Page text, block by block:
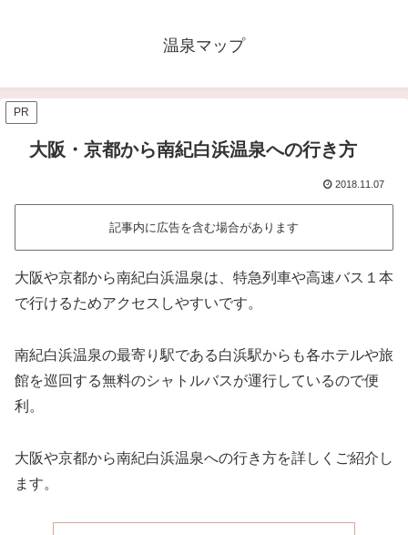
温泉マップ
PR
大阪・京都から南紀白浜温泉への行き方
2018.11.07
記事内に広告を含む場合があります
大阪や京都から南紀白浜温泉は、特急列車や高速バス１本
で行けるためアクセスしやすいです。
南紀白浜温泉の最寄り駅である白浜駅からも各ホテルや旅
館を巡回する無料のシャトルバスが運行しているので便
利。
大阪や京都から南紀白浜温泉への行き方を詳しくご紹介し
ます。